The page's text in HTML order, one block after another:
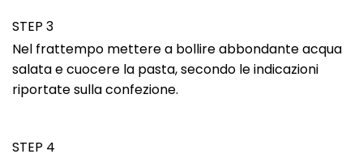
STEP 3
Nel frattempo mettere a bollire abbondante acqua
salata e cuocere la pasta, secondo le indicazioni
riportate sulla confezione.
STEP 4